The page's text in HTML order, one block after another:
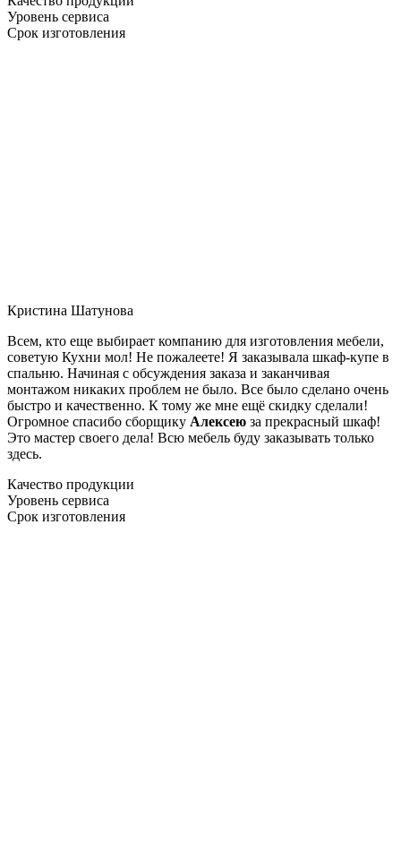
Уровень сервиса
Срок изготовления
Кристина Шатунова
Всем, кто еще выбирает компанию для изготовления мебели,
советую Кухни мол! Не пожалеете! Я заказывала шкаф-купе в
спальню. Начиная с обсуждения заказа и заканчивая
монтажом никаких проблем не было. Все было сделано очень
быстро и качественно. К тому же мне ещё скидку сделали!
Огромное спасибо сборщику Алексею за прекрасный шкаф!
Это мастер своего дела! Всю мебель буду заказывать только
здесь.
Качество продукции
Уровень сервиса
Срок изготовления